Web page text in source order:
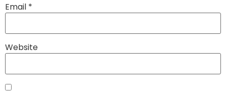
Email *
Website